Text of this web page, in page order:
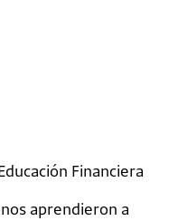
Financiera
aprendieron a